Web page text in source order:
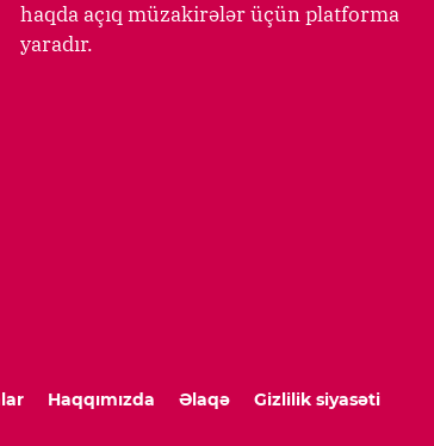
haqda açıq müzakirələr üçün platforma
yaradır.
Haqqımızda Əlaqə Gizlilik siyasəti